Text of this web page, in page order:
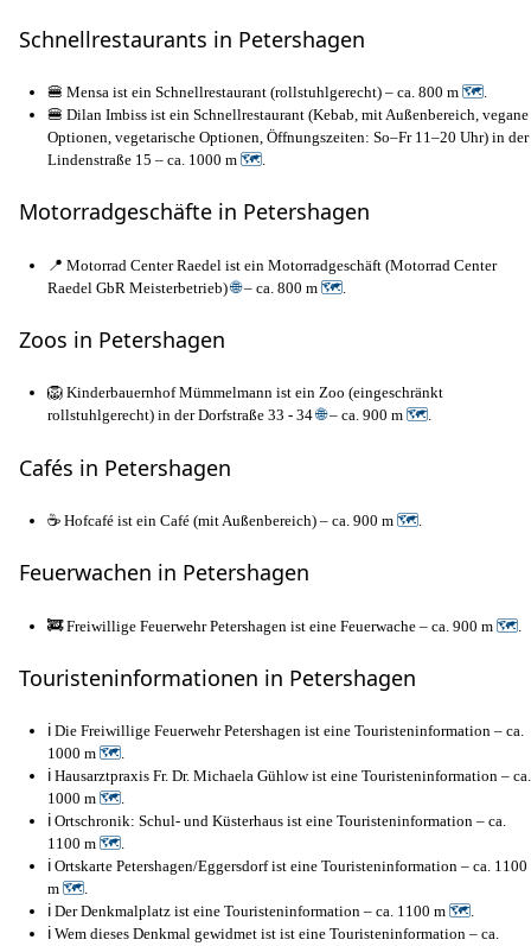
Schnellrestaurants in Petershagen
🍔 Mensa ist ein Schnellrestaurant (rollstuhlgerecht) – ca. 800 m 🗺.
🍔 Dilan Imbiss ist ein Schnellrestaurant (Kebab, mit Außenbereich, vegane
Optionen, vegetarische Optionen, Öffnungszeiten: So–Fr 11–20 Uhr) in der
Lindenstraße 15 – ca. 1000 m 🗺.
Motorradgeschäfte in Petershagen
📍 Motorrad Center Raedel ist ein Motorradgeschäft (Motorrad Center
Raedel GbR Meisterbetrieb)🌐– ca. 800 m 🗺
Zoos in Petershagen
🦁 Kinderbauernhof Mümmelmann ist ein Zoo (eingeschränkt
rollstuhlgerecht) in der Dorfstraße 33 - 34🌐– ca. 900 m 🗺.
Cafés in Petershagen
☕ Hofcafé ist ein Café (mit Außenbereich) – ca. 900 m 🗺
Feuerwachen in Petershagen
🚒 Freiwillige Feuerwehr Petershagen ist eine Feuerwache – ca. 900 m 🗺
Touristeninformationen in Petershagen
ℹ️ Die Freiwillige Feuerwehr Petershagen ist eine Touristeninformation – ca.
1000 m 🗺.
ℹ️ Hausarztpraxis Fr. Dr. Michaela Gühlow ist eine Touristeninformation – ca.
1000 m 🗺.
ℹ️ Ortschronik: Schul- und Küsterhaus ist eine Touristeninformation – ca.
1100 m 🗺.
ℹ️ Ortskarte Petershagen/Eggersdorf ist eine Touristeninformation – ca. 1100
m 🗺.
ℹ️ Der Denkmalplatz ist eine Touristeninformation – ca. 1100 m 🗺.
ℹ️ Wem dieses Denkmal gewidmet ist ist eine Touristeninformation – ca.